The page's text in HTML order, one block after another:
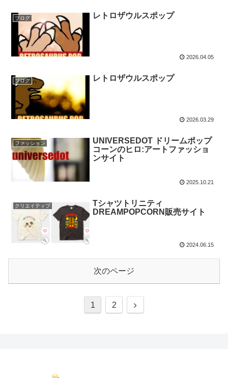
ブログ レトロザウルスポップ
2026.04.05
ブログ レトロザウルスポップ
2026.03.29
ファッション
UNIVERSEDOT ドリームポップ
コーンのヒロ:アートファッショ
ンサイト
2025.10.21
クリエイティブ
Tシャツトリニティ
DREAMPOPCORN販売サイト
2024.06.15
次のページ
1 2